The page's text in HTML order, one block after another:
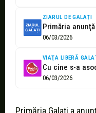
ZIARUL DE GALAȚI
06/03/2026
VIAŢA LIBERĂ
06/03/2026